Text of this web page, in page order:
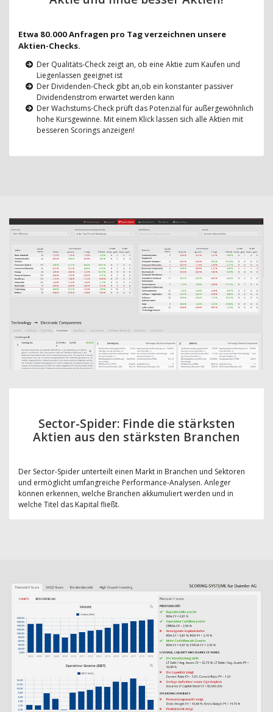
Etwa 80.000 Anfragen pro Tag verzeichnen unsere
Aktien-Checks.
Der Qualitäts-Check zeigt an, ob eine Aktie zum Kaufen und
Liegenlassen geeignet ist
Der Dividenden-Check gibt an,ob ein konstanter passiver
Dividendenstrom erwartet werden kann
Der Wachstums-Check prüft das Potenzial für außergewöhnlich
hohe Kursgewinne. Mit einem Klick lassen sich alle Aktien mit
besseren Scorings anzeigen!
Sector-Spider: Finde die stärksten
Aktien aus den stärksten Branchen
Der Sector-Spider unterteilt einen Markt in Branchen und Sektoren
und ermöglicht umfangreiche Performance-Analysen. Anleger
können erkennen, welche Branchen akkumuliert werden und in
welche Titel das Kapital fließt.